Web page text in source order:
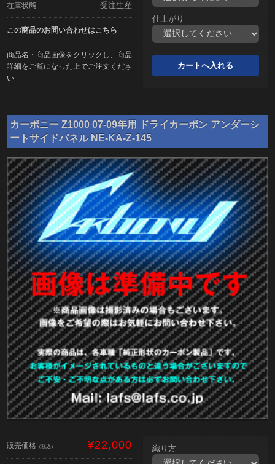
在庫状態 受注生産
この商品のお問い合わせはこちら
商品名・商品画像をクリックし、商品
詳細をご覧になった上でご注文くださ
い
仕上がり
カーボニー Z1000 07-09年用 ドライカーボン アンダーシ
ートサイドパネル NE-KA-Z-145
販売価格 （税込） ¥22,000 織り方